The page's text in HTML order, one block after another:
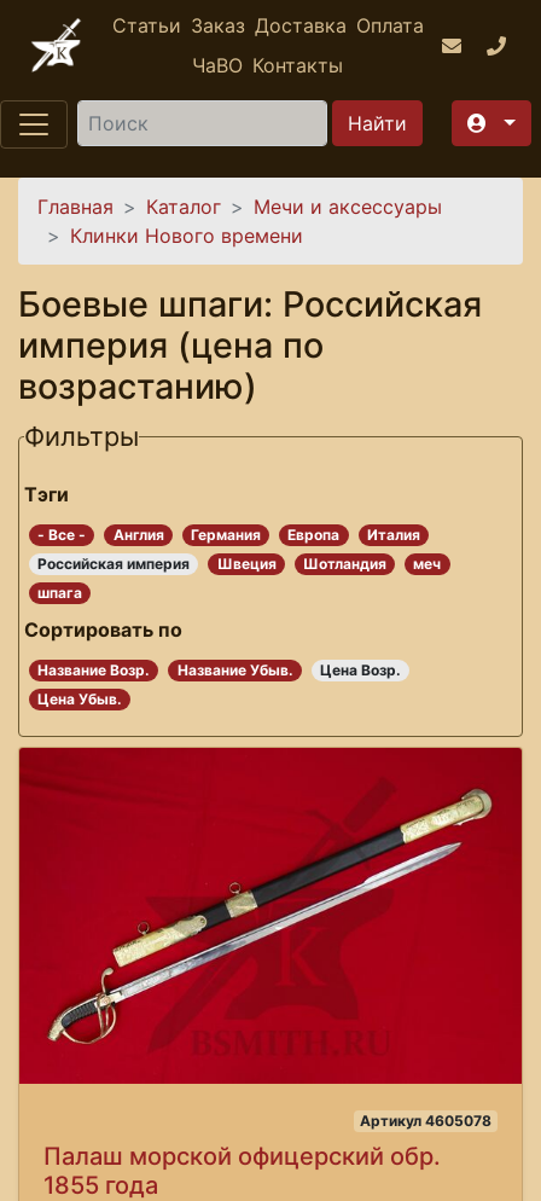
Перейти к основному содержанию
Статьи Заказ Доставка Оплата
ЧаВО Контакты
Найти
Вы здесь
Главная Каталог
Мечи и аксессуары
Клинки Нового времени
Боевые шпаги: Российская
империя (цена по
возрастанию)
Фильтры
Тэги
- Все - Англия Германия Европа
Италия
Российская империя
Швеция Шотландия
меч
шпага
Сортировать по
Название Возр. Название Убыв.
Цена Возр.
Цена Убыв.
Артикул 4605078
Палаш морской офицерский обр.
1855 года